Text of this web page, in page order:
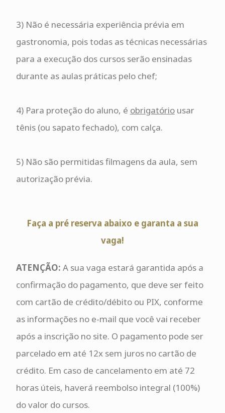
3) Não é necessária experiência prévia em
gastronomia, pois todas as técnicas necessárias
para a execução dos cursos serão ensinadas
durante as aulas práticas pelo chef;
4) Para proteção do aluno, é obrigatóriousar
tênis (ou sapato fechado), com calça.
5) Não são permitidas filmagens da aula, sem
autorização prévia.
Faça a pré reserva abaixo e garanta a sua
vaga!
ATENÇÃO: A sua vaga estará garantida após a
confirmação do pagamento, que deve ser feito
com cartão de crédito/débito ou PIX, conforme
as informações no e-mail que você vai receber
após a inscrição no site. O pagamento pode ser
parcelado em até 12x sem juros no cartão de
crédito. Em caso de cancelamento em até 72
horas úteis, haverá reembolso integral (100%)
do valor do cursos.